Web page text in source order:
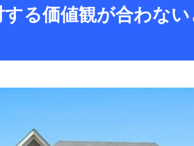
る価値観が合わな